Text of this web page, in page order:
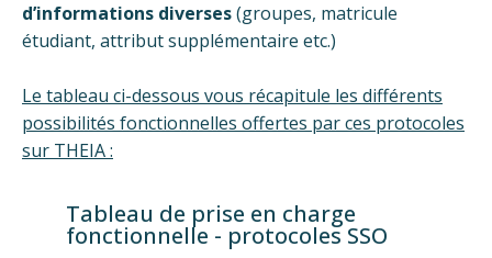
d’informations diverses(groupes, matricule
étudiant, attribut supplémentaire etc.)
Le tableau ci-dessous vous récapitule les différents
possibilités fonctionnelles offertes par ces protocoles
sur THEIA :
Tableau de prise en charge
fonctionnelle - protocoles SSO